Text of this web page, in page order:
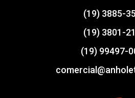
(19) 3885-
(19) 3801-
(19) 99497-